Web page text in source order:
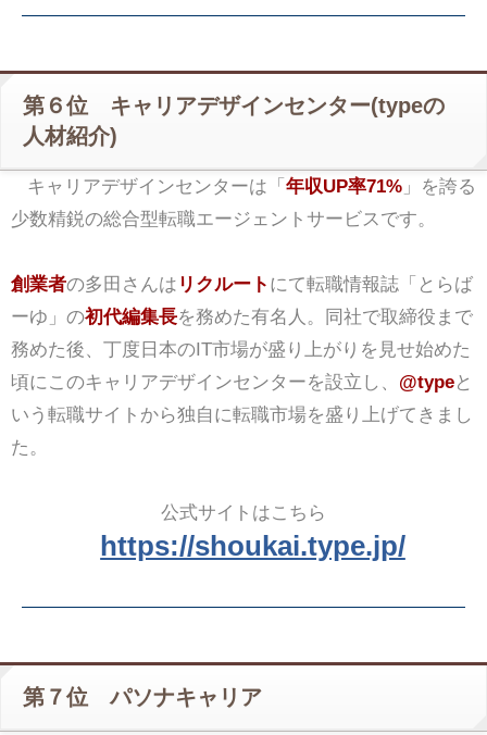
第６位 キャリアデザインセンター(typeの
人材紹介)
キャリアデザインセンターは「 年収UP率71%」を誇る
少数精鋭の総合型転職エージェントサービスです。
創業者の多田さんは リクルート にて転職情報誌「とらば
ーゆ」の初代編集長を務めた有名人。同社で取締役まで
務めた後、丁度日本のIT市場が盛り上がりを見せ始めた
頃にこのキャリアデザインセンターを設立し、 @typeと
いう転職サイトから独自に転職市場を盛り上げてきまし
た。
公式サイトはこちら
https://shoukai.type.jp/
第７位 パソナキャリア